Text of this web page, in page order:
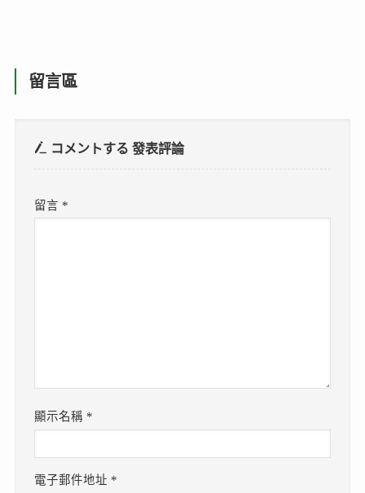
留言區
コメントする發表評論
留言 *
顯示名稱 *
電子郵件地址 *